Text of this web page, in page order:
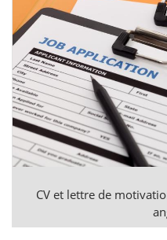
CV et lettre de